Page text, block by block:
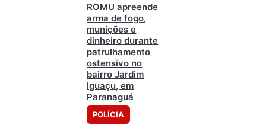
ROMU apreende
arma de fogo,
munições e
dinheiro durante
patrulhamento
ostensivo no
bairro Jardim
Iguaçu, em
Paranaguá
POLÍCIA